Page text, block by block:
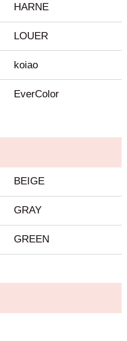
HARNE
LOUER
koiao
EverColor
BEIGE
GRAY
GREEN